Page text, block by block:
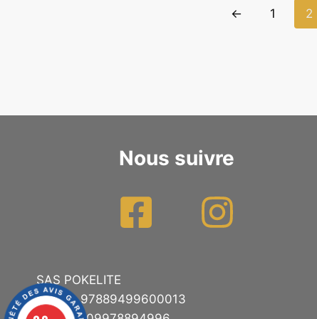
← 1 2
Nous suivre
SAS POKELITE
SIRET : 97889499600013